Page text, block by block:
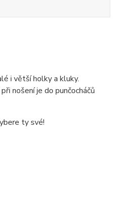
i větší holky a kluky.
nošení je do punčocháčů
ty své!